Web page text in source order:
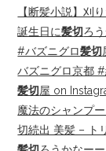
【断髪小説】刈
誕生日に髪切ろ
#バズニグロ髪切
バズニグロ京都
髪切屋 on
魔法のシャンプ
切続出 美髪 – ト